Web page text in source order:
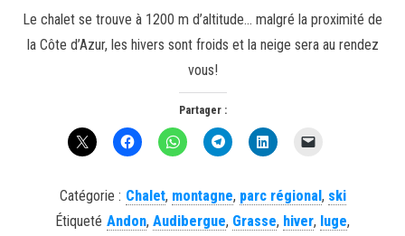
Le chalet se trouve à 1200 m d’altitude… malgré la proximité de
la Côte d’Azur, les hivers sont froids et la neige sera au rendez
vous!
Partager :
Catégorie : Chalet, montagne, parc régional, ski
Étiqueté Andon, Audibergue, Grasse, hiver, luge,